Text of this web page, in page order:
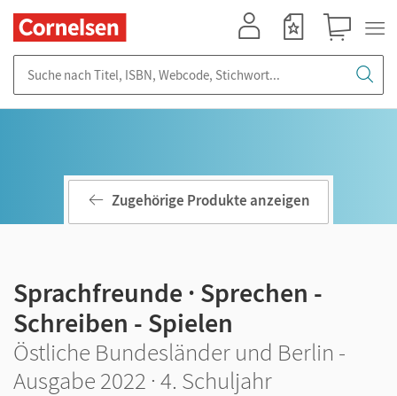
Zugehörige Produkte anzeigen
Sprachfreunde · Sprechen -
Schreiben - Spielen
Östliche Bundesländer und Berlin -
Ausgabe 2022 · 4. Schuljahr